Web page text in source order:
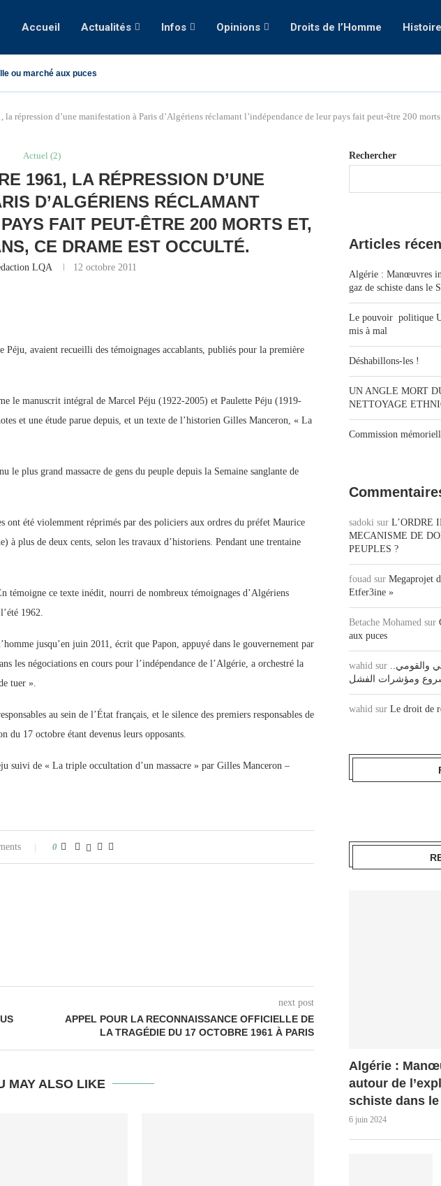
Accueil Actualités Infos Opinions Droits de l’Homme Histoire
ou marché aux puces
répression d’une manifestation à Paris d’Algériens réclamant l’indépendance de leur pays fait peut-être 200
Actuel (2)
1961, LA RÉPRESSION D’UNE
D’ALGÉRIENS RÉCLAMANT
FAIT PEUT-ÊTRE 200 MORTS ET,
CE DRAME EST OCCULTÉ.
LQA 12 octobre 2011
Péju, avaient recueilli des témoignages accablants, publiés pour la première
le manuscrit intégral de Marcel Péju (1922-2005) et Paulette Péju (1919-
et une étude parue depuis, et un texte de l’historien Gilles Manceron, « La
plus grand massacre de gens du peuple depuis la Semaine sanglante de
ont été violemment réprimés par des policiers aux ordres du préfet Maurice
plus de deux cents, selon les travaux d’historiens. Pendant une trentaine
témoigne ce texte inédit, nourri de nombreux témoignages d’Algériens
1962.
jusqu’en juin 2011, écrit que Papon, appuyé dans le gouvernement par
les négociations en cours pour l’indépendance de l’Algérie, a orchestré la
tuer ».
au sein de l’État français, et le silence des premiers responsables de
du 17 octobre étant devenus leurs opposants.
suivi de « La triple occultation d’un massacre » par Gilles Manceron –
0
next post
APPEL POUR LA RECONNAISSANCE OFFICIELLE DE
LA TRAGÉDIE DU 17 OCTOBRE 1961 À PARIS
MAY ALSO LIKE
Rechercher
Articles
Algérie : Manœuvres
gaz de schiste dans le
Le pouvoir politique
mis à mal
Déshabillons-les !
UN ANGLE MORT
NETTOYAGE
Commission
sadoki sur L’ORDRE
MECANISME DE
PEUPLES ?
fouad sur Megaprojet
Etfer3ine »
Betache Mohamed sur
aux puces
wahid sur والقومي..
ومؤشرات الفشل
wahid sur Le droit de
Algérie :
autour de
schiste dans le
6 juin 2024